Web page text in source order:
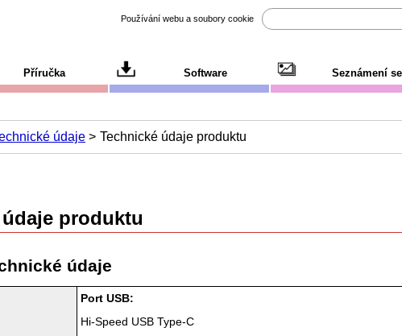
Používání webu a soubory cookie
Příručka Software Seznámení se
údaje Technické údaje produktu
produktu
údaje
Port USB:
Hi-Speed USB Type-C